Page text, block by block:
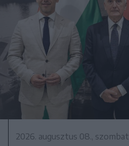
2026. augusztus 08., szombat